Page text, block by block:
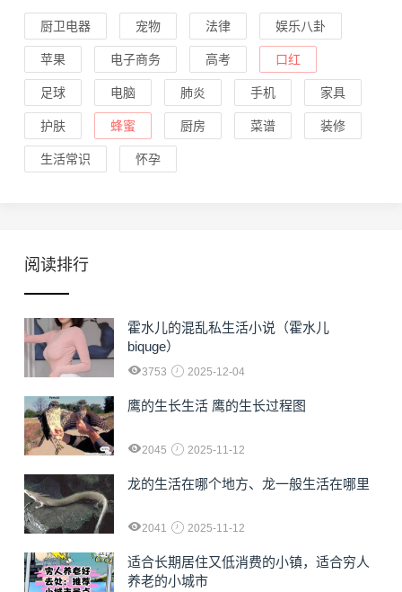
厨卫电器 宠物 法律 娱乐八卦
苹果 电子商务 高考 口红
足球 电脑 肺炎 手机 家具
护肤 蜂蜜 厨房 菜谱 装修
生活常识 怀孕
阅读排行
霍水儿的混乱私生活小说（霍水儿
biquge）
3753 2025-12-04
鹰的生长生活 鹰的生长过程图
2045 2025-11-12
龙的生活在哪个地方、龙一般生活在哪里
2041 2025-11-12
适合长期居住又低消费的小镇，适合穷人
养老的小城市